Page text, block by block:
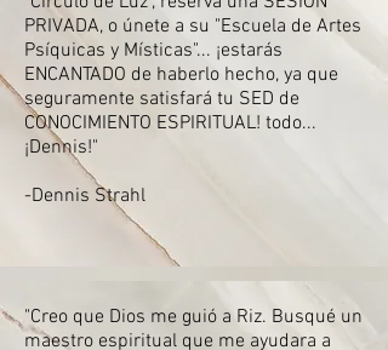
PRIVADA, o únete a su "Escuela de Artes
Psíquicas y Místicas"... ¡estarás
ENCANTADO de haberlo hecho, ya que
seguramente satisfará tu SED de
CONOCIMIENTO ESPIRITUAL! todo...
¡Dennis!"
-Dennis Strahl
"Creo que Dios me guió a Riz. Busqué un
maestro espiritual que me ayudara a